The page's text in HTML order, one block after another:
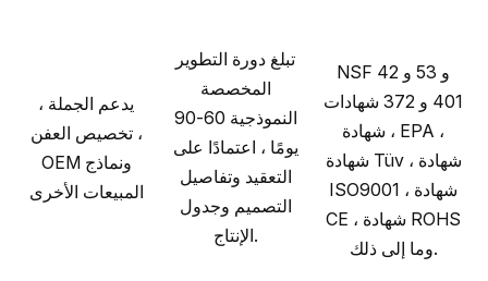
يدعم الجملة ،
تخصيص العفن ،
OEM ونماذج
المبيعات الأخرى
تبلغ دورة التطوير
المخصصة
النموذجية 60-90
يومًا ، اعتمادًا على
التعقيد وتفاصيل
التصميم وجدول
الإنتاج.
NSF 42 و 53 و
401 و 372 شهادات
، شهادة EPA ،
شهادة Tüv ، شهادة
ISO9001 ، شهادة
CE ، شهادة ROHS
وما إلى ذلك.